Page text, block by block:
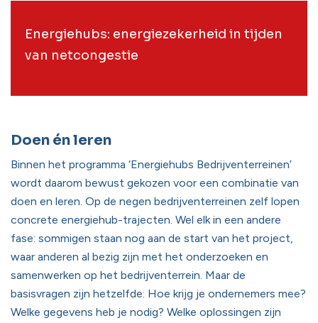
Energiehubs: energiezekerheid in tijden
van netcongestie
Doen én leren
Binnen het programma ‘Energiehubs Bedrijventerreinen’
wordt daarom bewust gekozen voor een combinatie van
doen en leren. Op de negen bedrijventerreinen zelf lopen
concrete energiehub-trajecten. Wel elk in een andere
fase: sommigen staan nog aan de start van het project,
waar anderen al bezig zijn met het onderzoeken en
samenwerken op het bedrijventerrein. Maar de
basisvragen zijn hetzelfde: Hoe krijg je ondernemers mee?
Welke gegevens heb je nodig? Welke oplossingen zijn